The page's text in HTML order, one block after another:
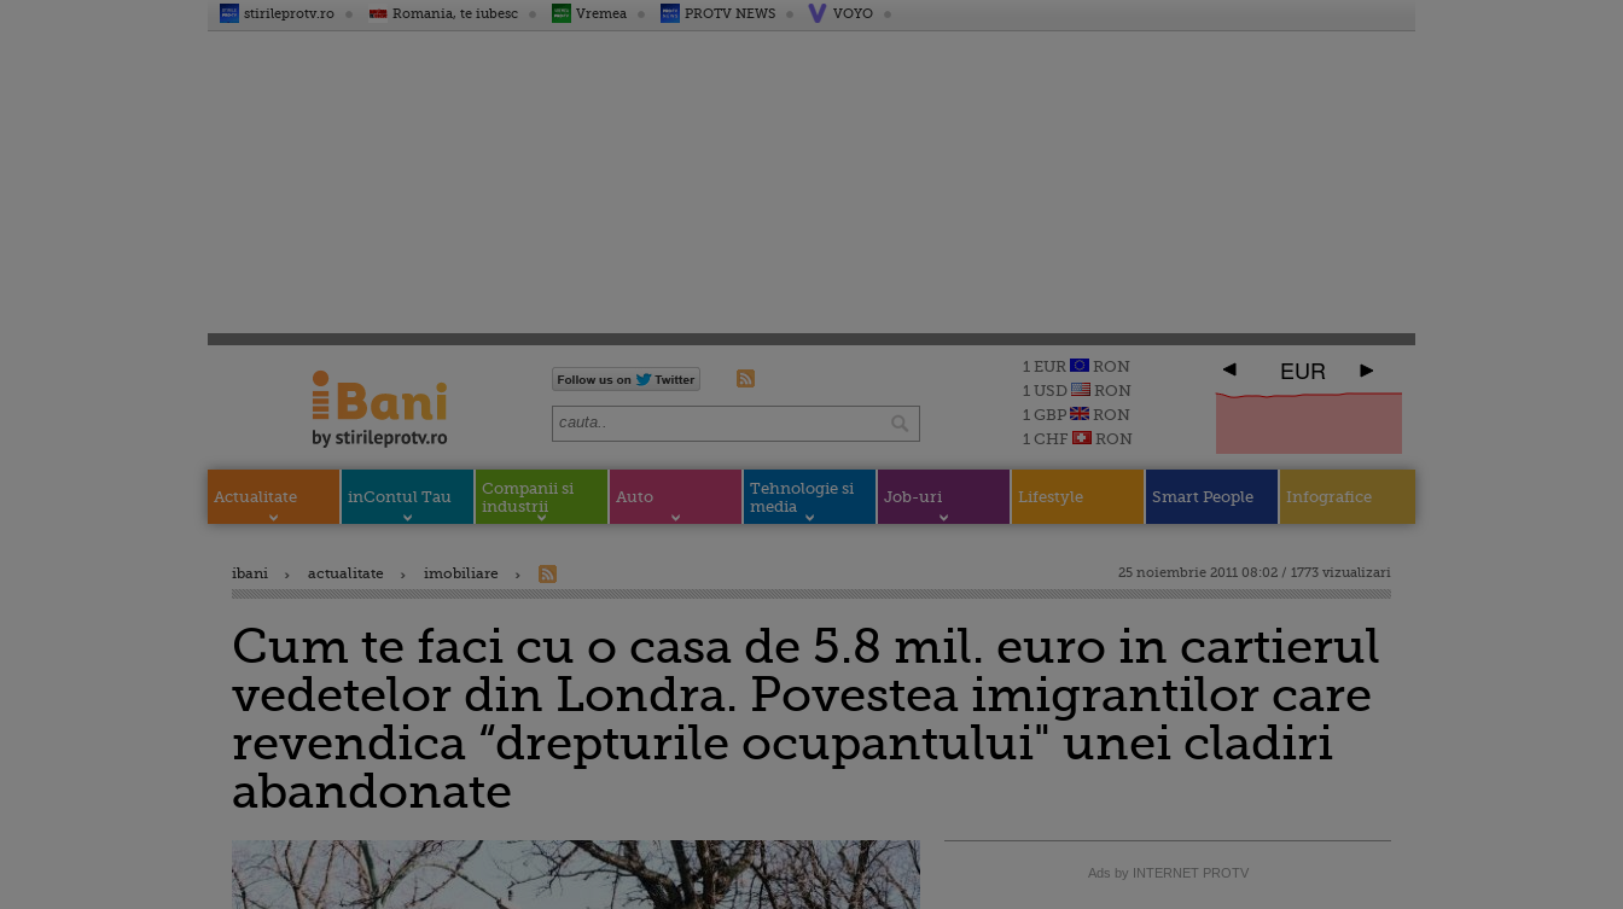
stirileprotv.ro Romania, te iubesc Vremea PROTV NEWS VOYO
1 EUR
RON
1 USD
RON
1 GBP
RON
1 CHF
RON
EUR
Actualitate inContul Tau
Companii si
industrii
Auto
Tehnologie si
media
Job-uri Lifestyle Smart People Infografice
ibani actualitate imobiliare 25 noiembrie 2011 08:02 / 1773 vizualizari
Cum te faci cu o casa de 5.8 mil. euro in cartierul
vedetelor din Londra. Povestea imigrantilor care
revendica “drepturile ocupantului" unei cladiri
abandonate
Ads by INTERNET PROTV